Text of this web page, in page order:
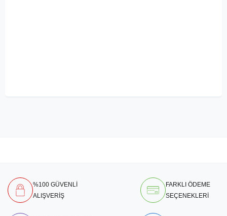
%100 GÜVENLİ
ALIŞVERİŞ
FARKLI ÖDEME
SEÇENEKLERİ